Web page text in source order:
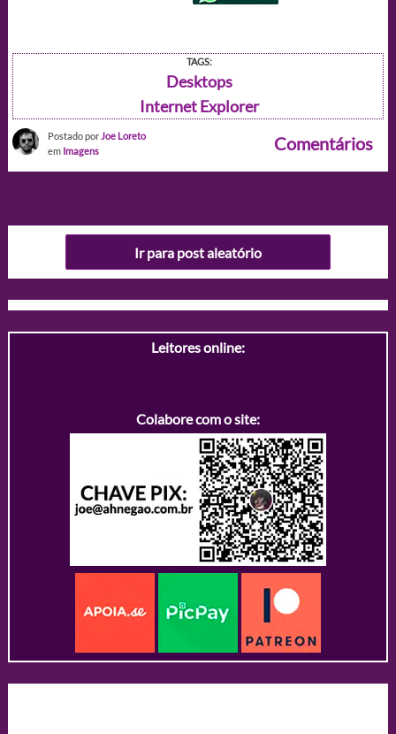
TAGS:
Desktops
Internet Explorer
Postado por Joe Loreto
em Imagens Comentários
Ir para post aleatório
Leitores online:
Colabore com o site: